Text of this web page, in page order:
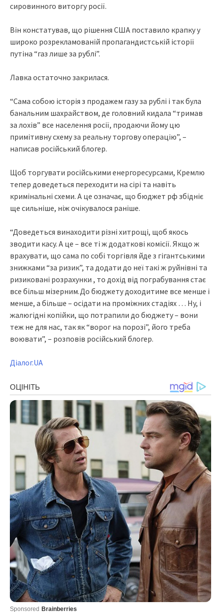
сировинного виторгу росії.
Він констатував, що рішення США поставило крапку у
широко розрекламованій пропагандистській історії
путіна “газ лише за рублі”.
Лавка остаточно закрилася.
“Сама собою історія з продажем газу за рублі і так була
банальним шахрайством, де головний кидала “тримав
за лохів” все населення росії, продаючи йому цю
примітивну схему за реальну торгову операцію”, –
написав російський блогер.
Щоб торгувати російськими енергоресурсами, Кремлю
тепер доведеться переходити на сірі та навіть
кримінальні схеми. А це означає, що бюджет рф збідніє
ще сильніше, ніж очікувалося раніше.
“Доведеться винаходити різні хитрощі, щоб якось
зводити касу. А це – все ті ж додаткові комісії. Якщо ж
врахувати, що сама по собі торгівля йде з гігантськими
знижками “за ризик”, та додати до неї такі ж руйнівні та
ризиковані розрахунки , то дохід від пограбування стає
все більш мізерним.До бюджету доходитиме все менше і
менше, а більше – осідати на проміжних стадіях … Ну, і
жалюгідні копійки, що потрапили до бюджету – вони
теж не для нас, так як “ворог на порозі”, його треба
воювати”, – розповів російський блогер.
Діалог.UA